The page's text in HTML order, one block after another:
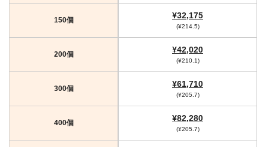
150個 ¥32,175
(¥214.5)
200個 ¥42,020
(¥210.1)
300個 ¥61,710
(¥205.7)
400個 ¥82,280
(¥205.7)